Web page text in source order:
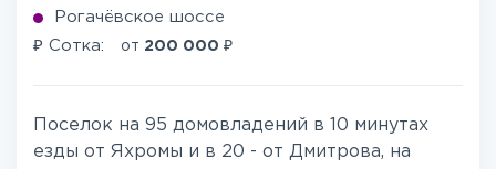
Рогачёвское шоссе
₽ Сотка: от 200 000 ₽
Поселок на 95 домовладений в 10 минутах
езды от Яхромы и в 20 - от Дмитрова, на